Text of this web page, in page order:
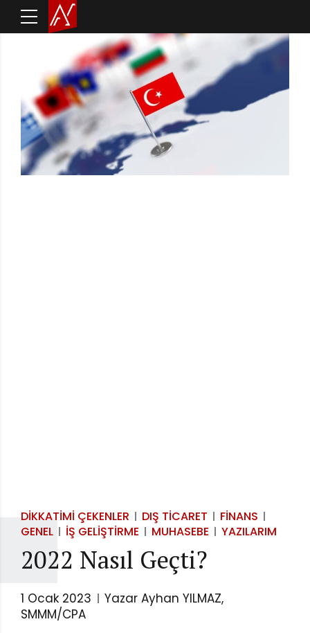
DIKKATIMI ÇEKENLER DIŞ TICARET
FINANS
GENEL
İŞ GELIŞTIRME MUHASEBE YAZILARIM
2022 Nasıl Geçti?
1 Ocak 2023
Yazar Ayhan YILMAZ,
SMMM/CPA